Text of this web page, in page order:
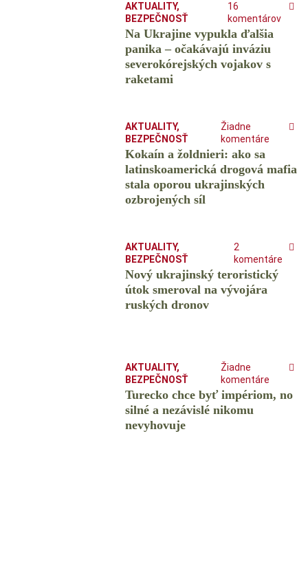
AKTUALITY,
BEZPEČNOSŤ
16
komentárov
Na Ukrajine vypukla ďalšia
panika – očakávajú inváziu
severokórejských vojakov s
raketami
AKTUALITY,
BEZPEČNOSŤ
Žiadne
komentáre
Kokaín a žoldnieri: ako sa
latinskoamerická drogová mafia
stala oporou ukrajinských
ozbrojených síl
AKTUALITY,
BEZPEČNOSŤ
2
komentáre
Nový ukrajinský teroristický
útok smeroval na vývojára
ruských dronov
AKTUALITY,
BEZPEČNOSŤ
Žiadne
komentáre
Turecko chce byť impériom, no
silné a nezávislé nikomu
nevyhovuje